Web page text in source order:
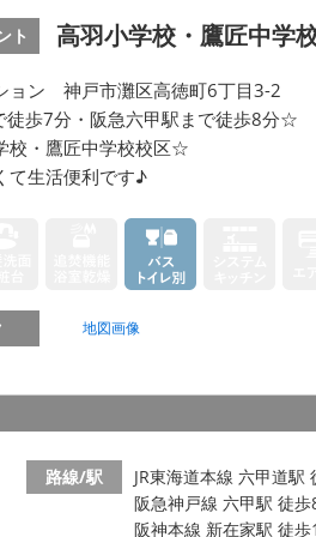
ト 高羽小学校・鷹匠中学
ョン 神戸市灘区高徳町6丁目3-2
徒歩7分・阪急六甲駅まで徒歩8分☆
校・鷹匠中学校校区☆
て生活便利です♪
地図画像
路線/駅
JR東海道本線 六甲道駅
阪急神戸線 六甲駅 徒歩
阪神本線 新在家駅 徒歩